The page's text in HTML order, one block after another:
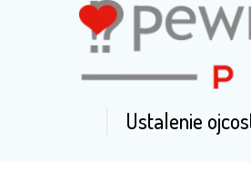
Ustalenie